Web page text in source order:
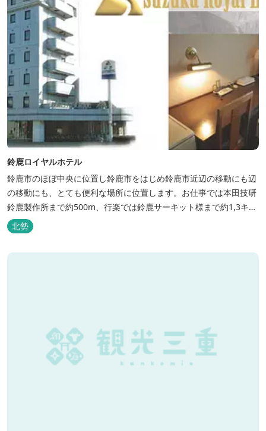
鈴鹿ロイヤルホテル
鈴鹿市のほぼ中央に位置し鈴鹿市をはじめ鈴鹿市近辺の移動にも辺
の移動にも、とても便利な場所に位置します。お仕事では本田技研
鈴鹿製作所まで約500m、行楽では鈴鹿サーキット様まで約1,3キ
ロ、スポーツ行事では鈴鹿スポーツガーデン様まで約3キロととて
も近い場所にあります。亀山市へのアクセスも便利でシャープ亀山
北勢